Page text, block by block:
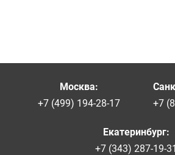
Москва:
+7 (499) 194-28-17
+7
Екатеринбург:
+7 (343) 287-19-31